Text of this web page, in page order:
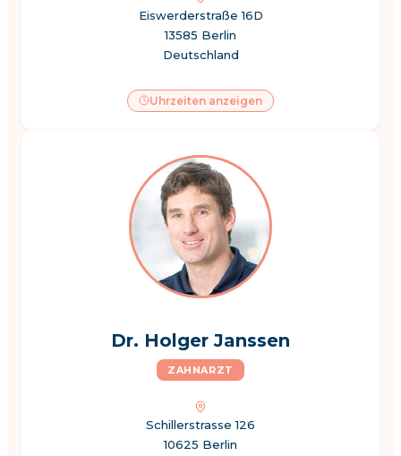
Eiswerderstraße 16D
13585 Berlin
Deutschland
Uhrzeiten anzeigen
Dr. Holger Janssen
ZAHNARZT
Schillerstrasse 126
10625 Berlin